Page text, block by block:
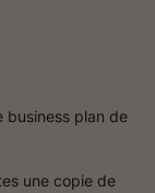
business plan de
une copie de